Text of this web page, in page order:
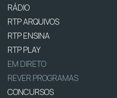
RÁDIO
RTP ARQUIVOS
RTP ENSINA
RTP PLAY
EM DIRETO
REVER PROGRAMAS
CONCURSOS